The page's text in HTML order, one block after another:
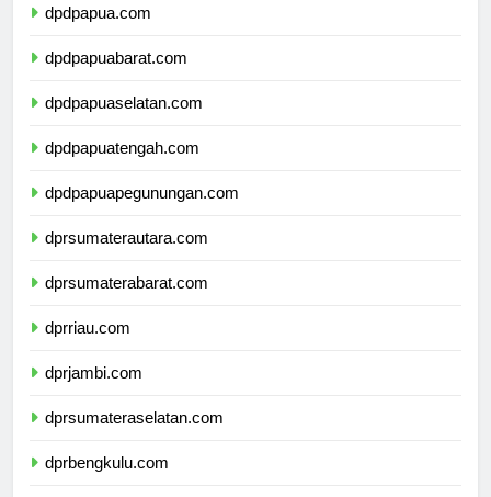
dpdpapua.com
dpdpapuabarat.com
dpdpapuaselatan.com
dpdpapuatengah.com
dpdpapuapegunungan.com
dprsumaterautara.com
dprsumaterabarat.com
dprriau.com
dprjambi.com
dprsumateraselatan.com
dprbengkulu.com